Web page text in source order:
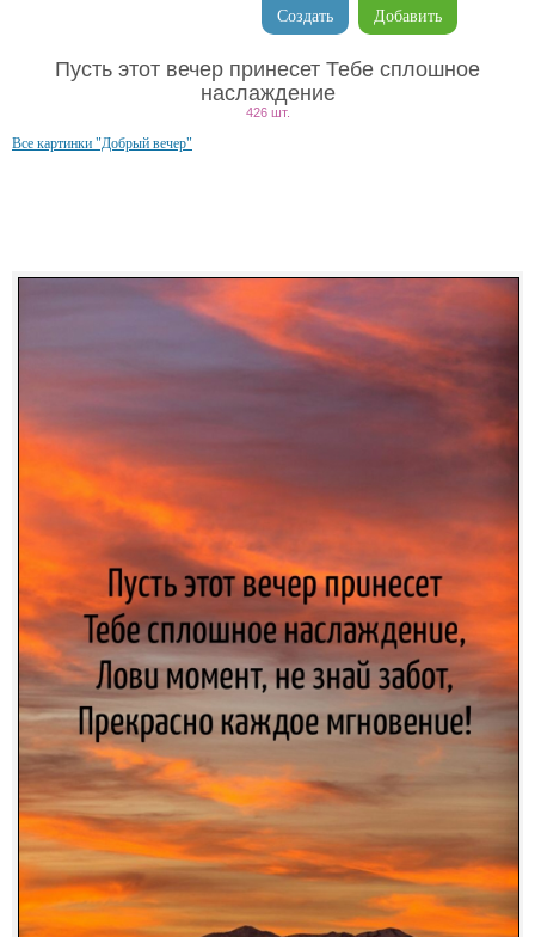
Добавить
Создать
Пусть этот вечер принесет Тебе сплошное
наслаждение
426 шт.
Все картинки "Добрый вечер"